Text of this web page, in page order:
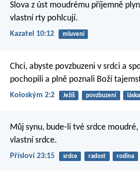
Slova z úst moudrému příjemně
vlastní rty pohlcují.
Kazatel 10:12 mluvení
Chci, abyste povzbuzeni v srdci a
pochopili a plně poznali Boží
Koloským 2:2 Ježíš povzbuzení láska
Můj synu, bude-li tvé srdce moudré,
vlastní srdce.
Přísloví 23:15 srdce radost rodina